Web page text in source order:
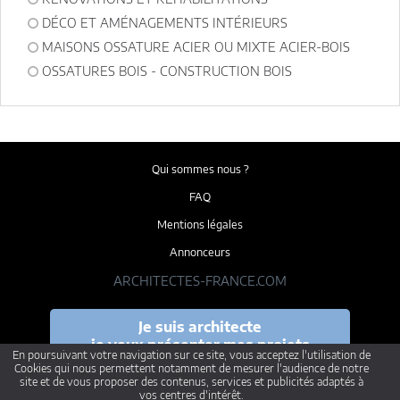
DÉCO ET AMÉNAGEMENTS INTÉRIEURS
MAISONS OSSATURE ACIER OU MIXTE ACIER-BOIS
OSSATURES BOIS - CONSTRUCTION BOIS
Qui sommes nous ?
FAQ
Mentions légales
Annonceurs
ARCHITECTES-FRANCE.COM
Je suis architecte
je veux présenter mes projets
En poursuivant votre navigation sur ce site, vous acceptez l'utilisation de
Cookies qui nous permettent notamment de mesurer l'audience de notre
site et de vous proposer des contenus, services et publicités adaptés à
vos centres d'intérêt.